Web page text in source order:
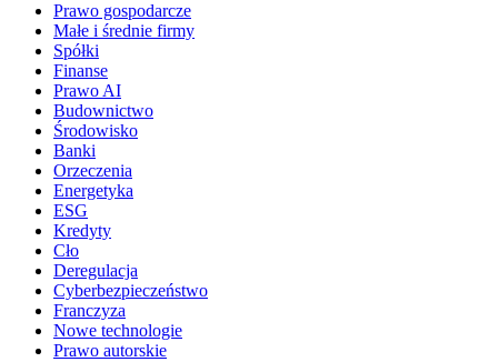
Prawo gospodarcze
Małe i średnie firmy
Spółki
Finanse
Prawo AI
Budownictwo
Środowisko
Banki
Orzeczenia
Energetyka
ESG
Kredyty
Cło
Deregulacja
Cyberbezpieczeństwo
Franczyza
Nowe technologie
Prawo autorskie